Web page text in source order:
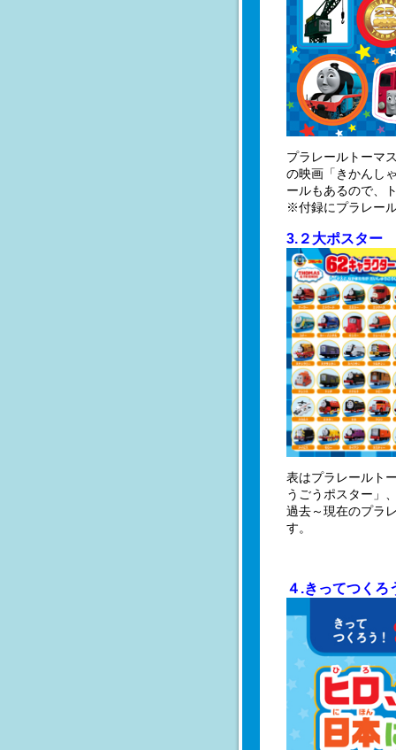
プラレールトーマ
の映画「きかんし
ールもあるので、
※付録にプラレー
3.２大ポスター
表はプラレールト
うごうポスター」
過去～現在のプラ
す。
４.きってつく